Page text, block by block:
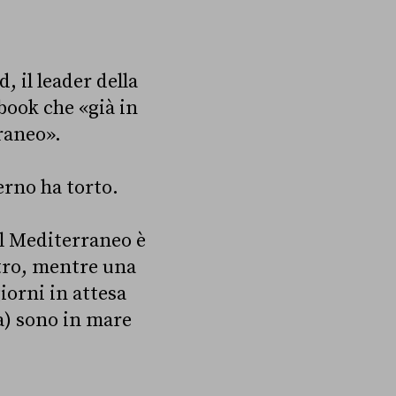
il leader della
che «già in
ha torto.
Mediterraneo è
mentre una
in attesa
sono in mare